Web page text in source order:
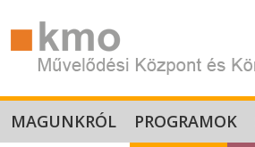
MAGUNKRÓL PROGRAMOK